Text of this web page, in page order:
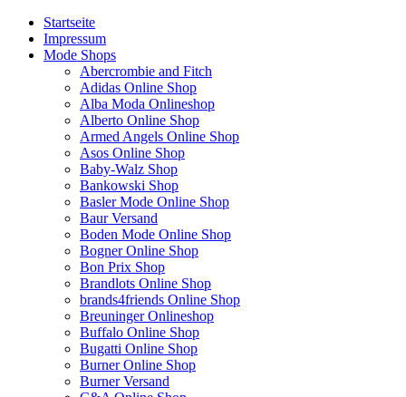
Startseite
Impressum
Mode Shops
Abercrombie and Fitch
Adidas Online Shop
Alba Moda Onlineshop
Alberto Online Shop
Armed Angels Online Shop
Asos Online Shop
Baby-Walz Shop
Bankowski Shop
Basler Mode Online Shop
Baur Versand
Boden Mode Online Shop
Bogner Online Shop
Bon Prix Shop
Brandlots Online Shop
brands4friends Online Shop
Breuninger Onlineshop
Buffalo Online Shop
Bugatti Online Shop
Burner Online Shop
Burner Versand